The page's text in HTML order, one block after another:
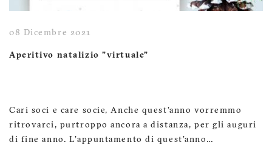
08 Dicembre 2021
Aperitivo natalizio "virtuale"
Cari soci e care socie, Anche quest'anno vorremmo
ritrovarci, purtroppo ancora a distanza, per gli auguri
di fine anno. L'appuntamento di quest'anno…